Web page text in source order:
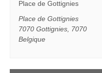
Place de Gottignies
Place de Gottignies
7070 Gottignies, 7070
Belgique